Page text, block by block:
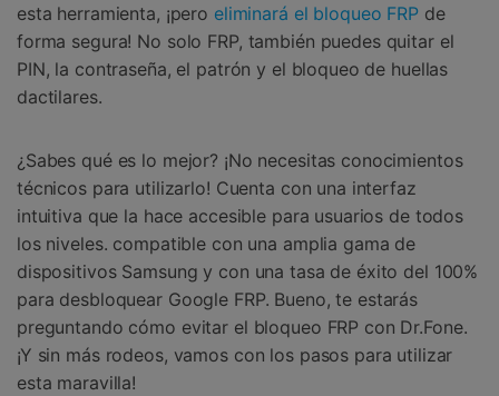
esta herramienta, ¡pero eliminará el bloqueo FRPde
forma segura! No solo FRP, también puedes quitar el
PIN, la contraseña, el patrón y el bloqueo de huellas
dactilares.
¿Sabes qué es lo mejor? ¡No necesitas conocimientos
técnicos para utilizarlo! Cuenta con una interfaz
intuitiva que la hace accesible para usuarios de todos
los niveles. compatible con una amplia gama de
dispositivos Samsung y con una tasa de éxito del 100%
para desbloquear Google FRP. Bueno, te estarás
preguntando cómo evitar el bloqueo FRP con Dr.Fone.
¡Y sin más rodeos, vamos con los pasos para utilizar
esta maravilla!